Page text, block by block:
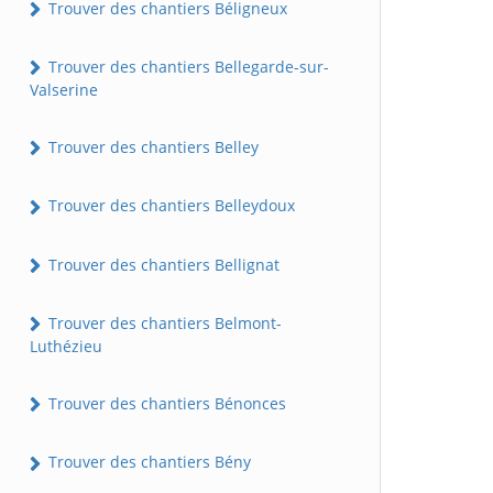
Trouver des chantiers Béligneux
Trouver des chantiers Bellegarde-sur-
Valserine
Trouver des chantiers Belley
Trouver des chantiers Belleydoux
Trouver des chantiers Bellignat
Trouver des chantiers Belmont-
Luthézieu
Trouver des chantiers Bénonces
Trouver des chantiers Bény